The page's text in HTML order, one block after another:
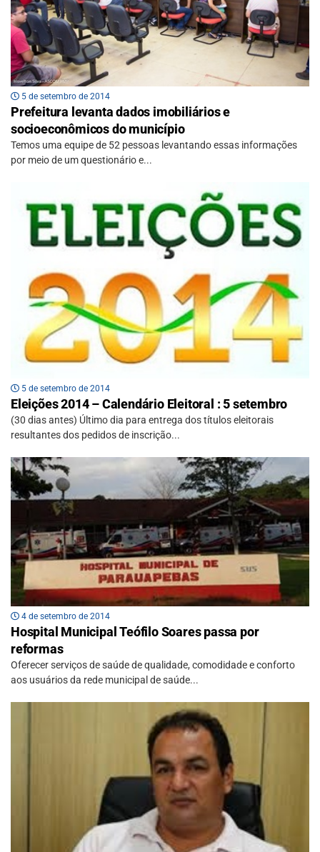
5 de setembro de 2014
Prefeitura levanta dados imobiliários e
socioeconômicos do município
Temos uma equipe de 52 pessoas levantando essas informações
por meio de um questionário e...
5 de setembro de 2014
Eleições 2014 – Calendário Eleitoral : 5 setembro
(30 dias antes) Último dia para entrega dos títulos eleitorais
resultantes dos pedidos de inscrição...
4 de setembro de 2014
Hospital Municipal Teófilo Soares passa por
reformas
Oferecer serviços de saúde de qualidade, comodidade e conforto
aos usuários da rede municipal de saúde...